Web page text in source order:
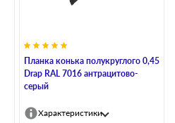
Планка конька полукруглого 0,45
Drap RAL 7016 антрацитово-
серый
Характеристики